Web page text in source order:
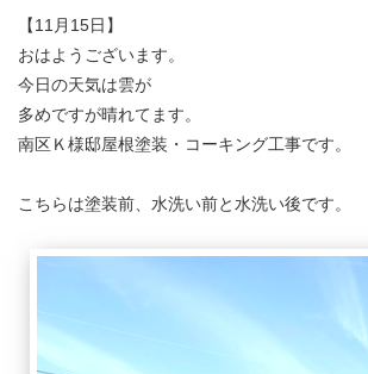
【11月15日】
おはようございます。
今日の天気は雲が
多めですが晴れてます。
南区Ｋ様邸屋根塗装・コーキング工事です。
こちらは塗装前、水洗い前と水洗い後です。